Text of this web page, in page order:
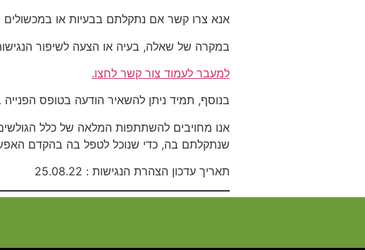
אנא צרו קשר אם נתקלתם בבעיות או במכשולים
במקרה של שאלה, בעיה או הצעה לשיפור
למעבר לעמוד צור קשר לחצו.
בנוסף, תמיד ניתן להשאיר הודעה בטופס
אנו מחויבים להשתתפות המלאה של כלל
שנתקלתם בה, כדי שנוכל לטפל בה בהקדם
תאריך עדכון הצהרת הנגישות : 25.08.22